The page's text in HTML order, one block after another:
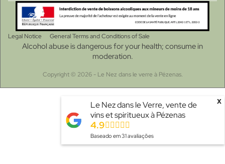
Legal Notice General Terms and Conditions of Sale
Alcohol abuse is dangerous for your health; consume in
moderation.
Copyright © 2026 - Le Nez dans le verre à Pézenas.
Le Nez dans le Verre, vente de
vins et spiritueux à Pézenas
4.9
Baseado em31avaliações
x